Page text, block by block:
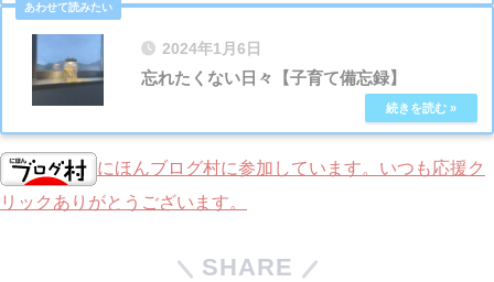
2024年1月6日
忘れたくない日々【子育て備忘録】
にほんブログ村に参加しています。いつも応援ク
リックありがとうございます。
SHARE